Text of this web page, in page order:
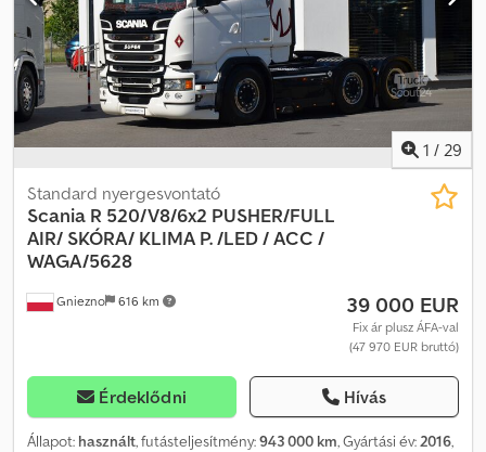
1 / 29
Gniezno 616 km
Standard nyergesvontató
Scania R 520/V8/6x2 PUSHER/FULL
AIR/ SKÓRA/ KLIMA P. /LED / ACC /
WAGA/5628
39 000 EUR
Fix ár plusz ÁFA-val
(47 970 EUR bruttó)
Érdeklődni Hívás
Állapot: használt, futásteljesítmény:943 000 km, Gyártási év:2016,